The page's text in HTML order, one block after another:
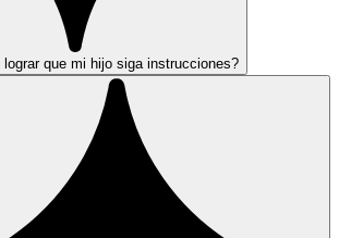
lograr que mi hijo siga instrucciones?